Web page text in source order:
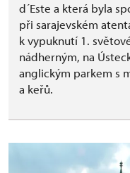
d´Este a která byla
při sarajevském
k vypuknutí 1.
nádherným, na
anglickým parkem s
a keřů.